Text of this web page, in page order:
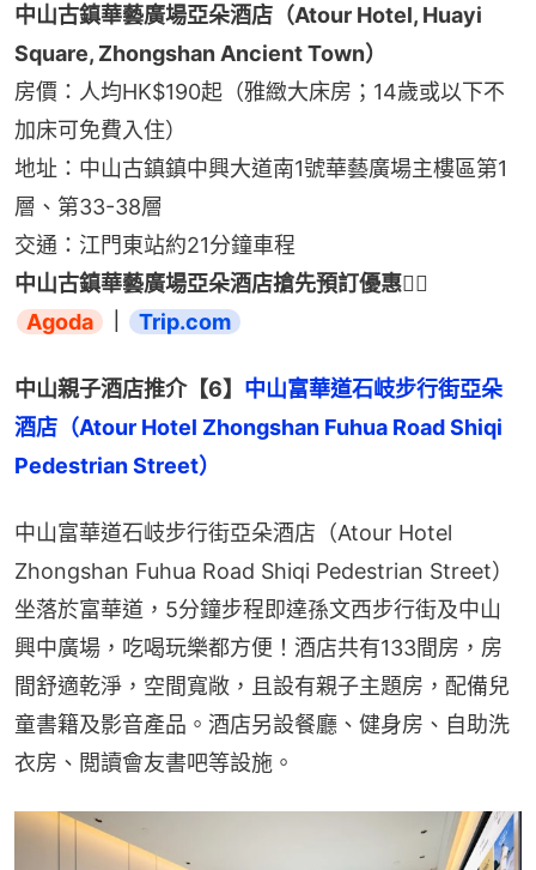
中山古鎮華藝廣場亞朵酒店（Atour Hotel, Huayi
Square, Zhongshan Ancient Town）
房價：人均HK$190起（雅緻大床房；14歲或以下不
加床可免費入住）
地址：中山古鎮鎮中興大道南1號華藝廣場主樓區第1
層、第33-38層
交通：江門東站約21分鐘車程
Agoda
Trip.com
中山親子酒店推介【6】 中山富華道石岐步行街亞朵
酒店（Atour Hotel Zhongshan Fuhua Road Shiqi
Pedestrian Street）
中山富華道石岐步行街亞朵酒店（Atour Hotel
Zhongshan Fuhua Road Shiqi Pedestrian Street）
坐落於富華道，5分鐘步程即達孫文西步行街及中山
興中廣場，吃喝玩樂都方便！酒店共有133間房，房
間舒適乾淨，空間寬敞，且設有親子主題房，配備兒
童書籍及影音產品。酒店另設餐廳、健身房、自助洗
衣房、閲讀會友書吧等設施。